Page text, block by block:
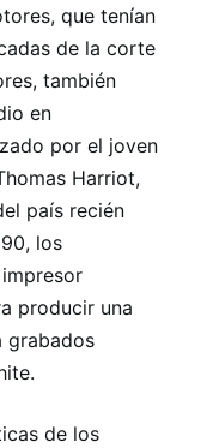
que tenían
de la corte
también
en
por el joven
Harriot,
país recién
los
producir una
grabados
de los